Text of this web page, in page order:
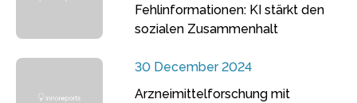
Fehlinformationen: KI stärkt den
sozialen Zusammenhalt
30 December 2024
Arzneimittelforschung mit